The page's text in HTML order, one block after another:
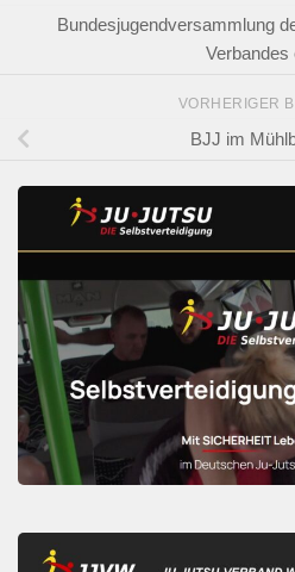
Bundesjugendversammlung
Verbandes
VORHERIGER
BJJ im